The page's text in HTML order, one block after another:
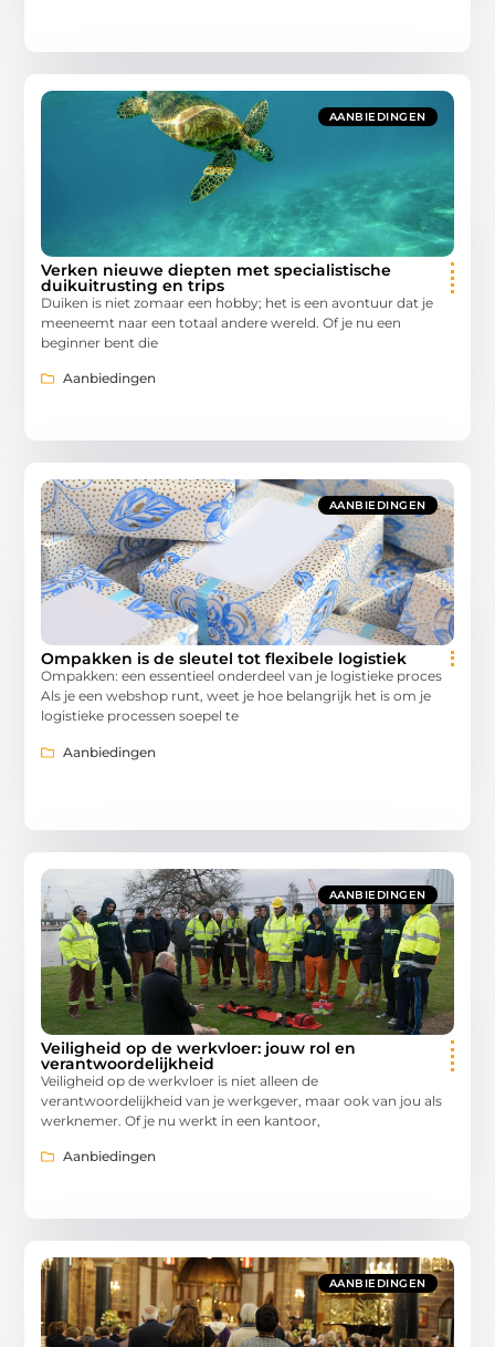
AANBIEDINGEN
Verken nieuwe diepten met specialistische
duikuitrusting en trips
Duiken is niet zomaar een hobby; het is een avontuur dat je
meeneemt naar een totaal andere wereld. Of je nu een
beginner bent die
Aanbiedingen
AANBIEDINGEN
Ompakken is de sleutel tot flexibele logistiek
Ompakken: een essentieel onderdeel van je logistieke proces
Als je een webshop runt, weet je hoe belangrijk het is om je
logistieke processen soepel te
Aanbiedingen
AANBIEDINGEN
Veiligheid op de werkvloer: jouw rol en
verantwoordelijkheid
Veiligheid op de werkvloer is niet alleen de
verantwoordelijkheid van je werkgever, maar ook van jou als
werknemer. Of je nu werkt in een kantoor,
Aanbiedingen
AANBIEDINGEN